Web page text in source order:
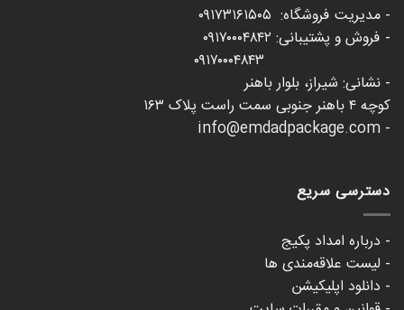
- مدیریت فروشگاه: ۰۹۱۷۳۱۶۱۵۰۵
- فروش و پشتیبانی: ۰۹۱۷۰۰۰۴۸۴۲
- نشانی: شیراز، بلوار باهنر
کوچه ۴ باهنر جنوبی سمت راست پلاک ۱۶۳
- info@emdadpackage.com
دسترسی سریع
- درباره امداد پکیج
- لیست علاقه‌مندی ها
- دانلود اپلیکیشن